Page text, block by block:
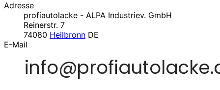
Adresse
profiautolacke - ALPA Industriev. GmbH
Reinerstr. 7
74080 Heilbronn DE
E-Mail